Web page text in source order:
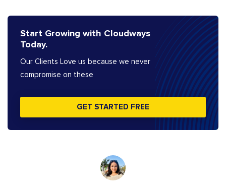
Start Growing with Cloudways
Today.
Our Clients Love us because we never
compromise on these
GET STARTED FREE